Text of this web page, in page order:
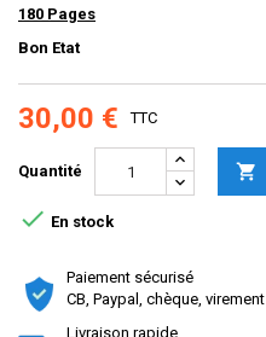
180 Pages
Bon Etat
30,00 € TTC
Quantité 
 En stock
Paiement sécurisé
CB, Paypal, chèque, virement
Livraison rapide